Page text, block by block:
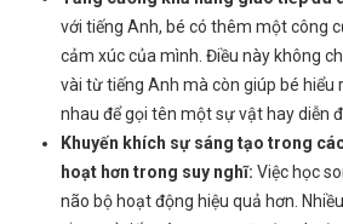
với tiếng Anh, bé có thêm một công
cảm xúc của mình. Điều này không
vài từ tiếng Anh mà còn giúp bé hiểu
nhau để gọi tên một sự vật hay diễn
Khuyến khích sự sáng tạo trong
hoạt hơn trong suy nghĩ: Việc học
não bộ hoạt động hiệu quả hơn.